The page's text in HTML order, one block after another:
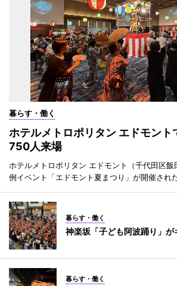
暮らす・働く
ホテルメトロポリタン エドモン
750人来場
ホテルメトロポリタン エドモント（千代田区
例イベント「エドモント夏まつり」が開催された
暮らす・働く
神楽坂「子ども阿波踊り」が
暮らす・働く